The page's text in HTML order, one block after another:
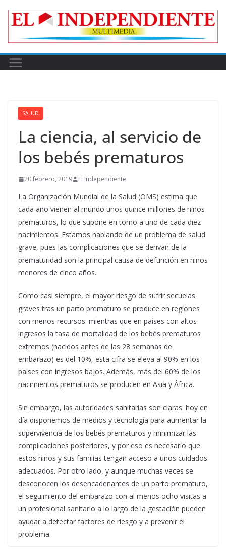
SALUD
La ciencia, al servicio de
los bebés prematuros
20 febrero, 2019 El Independiente
La Organización Mundial de la Salud (OMS) estima que
cada año vienen al mundo unos quince millones de niños
prematuros, lo que supone en torno a uno de cada diez
nacimientos. Estamos hablando de un problema de salud
grave, pues las complicaciones que se derivan de la
prematuridad son la principal causa de defunción en niños
menores de cinco años.
Como casi siempre, el mayor riesgo de sufrir secuelas
graves tras un parto prematuro se produce en regiones
con menos recursos: mientras que en países con altos
ingresos la tasa de mortalidad de los bebés prematuros
extremos (nacidos antes de las 28 semanas de
embarazo) es del 10%, esta cifra se eleva al 90% en los
países con ingresos bajos. Además, más del 60% de los
nacimientos prematuros se producen en Asia y África.
Sin embargo, las autoridades sanitarias son claras: hoy en
día disponemos de medios y tecnología para aumentar la
supervivencia de los bebés prematuros y minimizar las
complicaciones posteriores, y por eso es necesario que
estos niños y sus familias tengan acceso a unos cuidados
adecuados. Por otro lado, y aunque muchas veces se
desconocen los desencadenantes de un parto prematuro,
el seguimiento del embarazo con al menos ocho visitas a
un profesional sanitario a lo largo de la gestación pueden
ayudar a detectar factores de riesgo y a prevenir el
problema.